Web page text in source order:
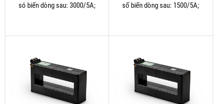
só biến dòng sau: 3000/5A;
số biến dòng sau: 1500/5A;